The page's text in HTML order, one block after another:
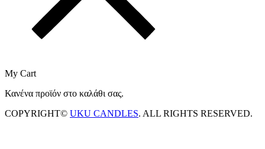
My Cart
Κανένα προϊόν στο καλάθι σας.
COPYRIGHT© UKU CANDLES. ALL RIGHTS RESERVED.